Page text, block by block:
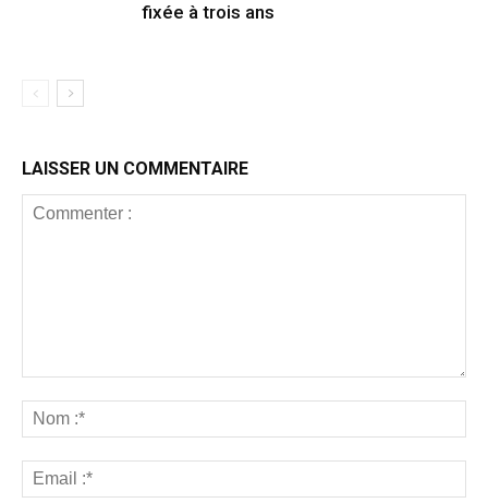
fixée à trois ans
LAISSER UN COMMENTAIRE